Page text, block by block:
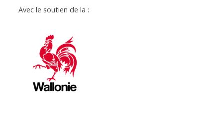
Avec le soutien de la :